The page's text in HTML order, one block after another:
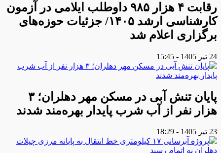
رقابت ۴ هزار ۹۸۵ داوطلب ایلامی در آزمون
کارشناسی ارشد ۱۴۰۵/ جزئیات حوزه‌های
برگزاری اعلام شد
24 تیر 1405 - 15:45
پایان تنش آبی در مسکن مهر دهلران؛ ۳
هزار نفر از آب شرب پایدار بهره‌مند شدند
23 تیر 1405 - 18:29